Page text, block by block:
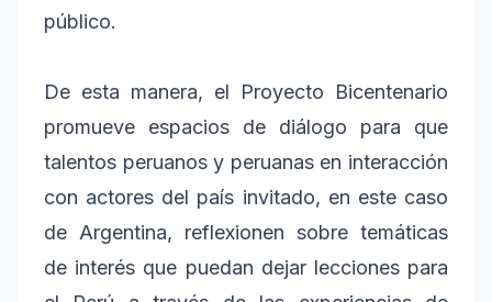
público.
De esta manera, el Proyecto Bicentenario
promueve espacios de diálogo para que
talentos peruanos y peruanas en interacción
con actores del país invitado, en este caso
de Argentina, reflexionen sobre temáticas
de interés que puedan dejar lecciones para